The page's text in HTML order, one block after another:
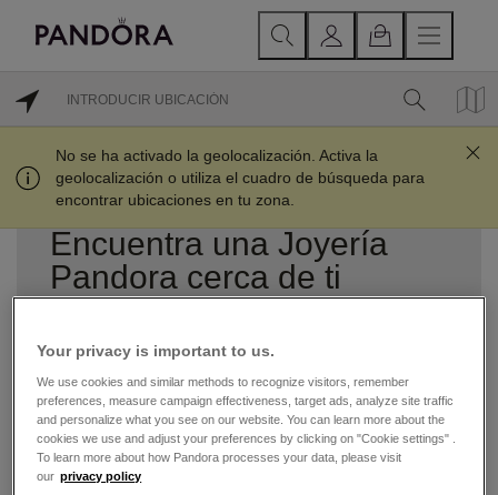
UBICACIONES CERCANAS
No se ha activado la geolocalización. Activa la
geolocalización o utiliza el cuadro de búsqueda para
encontrar ubicaciones en tu zona.
Encuentra una Joyería
Pandora cerca de ti
Dinamarca, Pandora es reconocida por su joyería
contemporánea acabada a mano. Las joyas de Pandora
están hechas con la más alta calidad, de oro 14k, Plata
esterlina enchapada en oro de 18K, plata esterlina y
metales Pandora Rose, y cada piedra está hecha a
mano por un dedicado y experto equipo de artesanos.
Además de los emblemáticos brazaletes y charms
Pandora, los anillos, aretes y collares Pandora son
igualmente hermosos y versátiles. Para mayor
Your privacy is important to us.
We use cookies and similar methods to recognize visitors, remember
preferences, measure campaign effectiveness, target ads, analyze site traffic
and personalize what you see on our website. You can learn more about the
cookies we use and adjust your preferences by clicking on "Cookie settings" .
To learn more about how Pandora processes your data, please visit
our privacy policy